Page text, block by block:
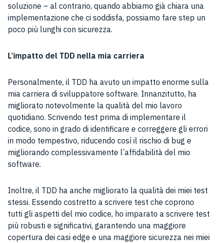
soluzione – al contrario, quando abbiamo già chiara una
implementazione che ci soddisfa, possiamo fare step un
poco più lunghi con sicurezza.
L’impatto del TDD nella mia carriera
Personalmente, il TDD ha avuto un impatto enorme sulla
mia carriera di sviluppatore software. Innanzitutto, ha
migliorato notevolmente la qualità del mio lavoro
quotidiano. Scrivendo test prima di implementare il
codice, sono in grado di identificare e correggere gli errori
in modo tempestivo, riducendo così il rischio di bug e
migliorando complessivamente l’affidabilità del mio
software.
Inoltre, il TDD ha anche migliorato la qualità dei miei test
stessi. Essendo costretto a scrivere test che coprono
tutti gli aspetti del mio codice, ho imparato a scrivere test
più robusti e significativi, garantendo una maggiore
copertura dei casi edge e una maggiore sicurezza nei miei